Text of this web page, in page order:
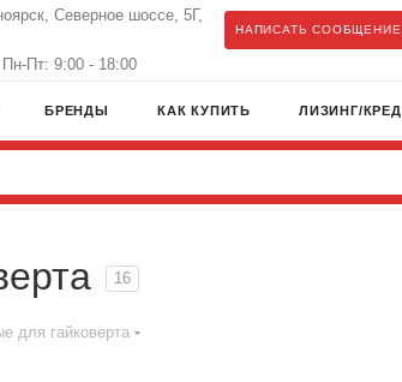
Северное шоссе, 5Г,
Пт: 9:00 - 18:00
НАПИСАТЬ СООБЩЕНИЕ
БРЕНДЫ КАК КУПИТЬ ЛИЗИНГ/
16
для гайковерта